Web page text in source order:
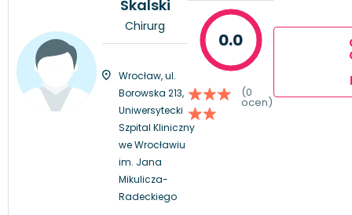
Skalski
Chirurg
Wrocław, ul.
Borowska 213,
Uniwersytecki
Szpital Kliniczny
we Wrocławiu
im. Jana
Mikulicza-
Radeckiego
0.0
(0
ocen)